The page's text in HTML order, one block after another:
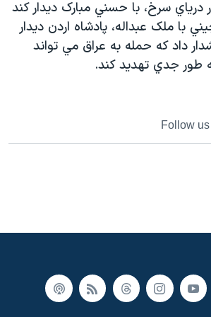
آمریکا ۲۰۲۴
به اسرائیل
آزادی
۹۸
درياي سرخ، با حسني مبارک ديدار کند
چِيني با ملک عبداله، پادشاه اردن ديدار
داد که حمله به عراق مي تواند
طور جدي تهديد کند.
Follow us